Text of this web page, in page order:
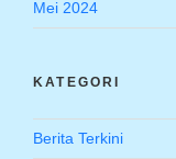
Mei 2024
KATEGORI
Berita Terkini